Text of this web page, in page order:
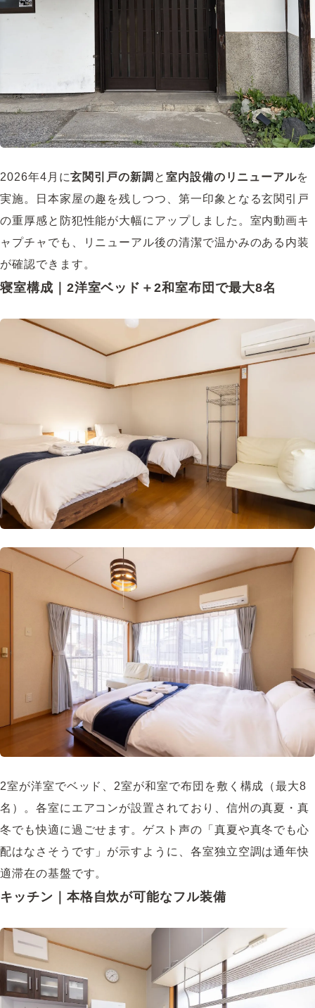
2026年4月に玄関引戸の新調 と 室内設備のリニューアルを
実施。日本家屋の趣を残しつつ、第一印象となる玄関引戸
の重厚感と防犯性能が大幅にアップしました。室内動画キ
ャプチャでも、リニューアル後の清潔で温かみのある内装
が確認できます。
寝室構成｜2洋室ベッド＋2和室布団で最大8名
2室が洋室でベッド、2室が和室で布団を敷く構成（最大8
名）。各室にエアコンが設置されており、信州の真夏・真
冬でも快適に過ごせます。ゲスト声の「真夏や真冬でも心
配はなさそうです」が示すように、各室独立空調は通年快
適滞在の基盤です。
キッチン｜本格自炊が可能なフル装備